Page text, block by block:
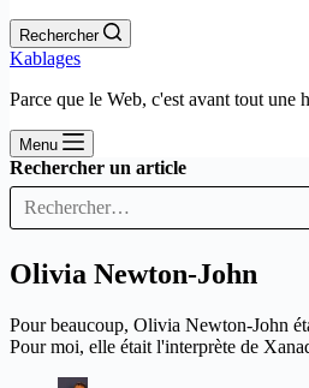
Rechercher
Kablages
Parce que le Web, c'est avant tout une
Menu
Rechercher un article
Olivia Newton-John
Pour beaucoup, Olivia Newton-John
Pour moi, elle était l'interprète de